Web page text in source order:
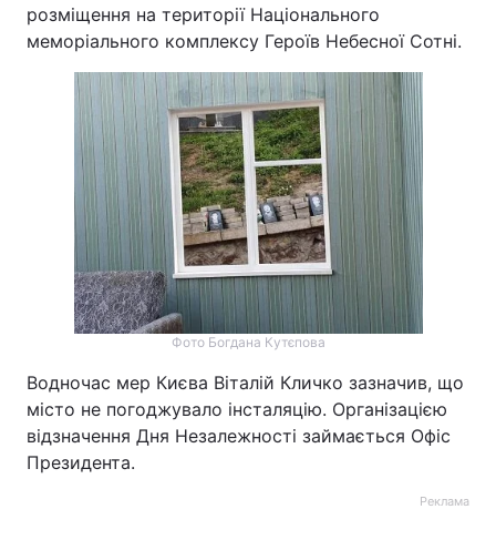
Екологія Регіони
Лонгріди
Відео з Youtube Статті
Інтерв'ю Думки
Архів Вакансії
Контакти
розміщення на території Національного
меморіального комплексу Героїв Небесної Сотні.
Фото Богдана Кутєпова
Водночас мер Києва Віталій Кличко зазначив, що
місто не погоджувало інсталяцію. Організацією
відзначення Дня Незалежності займається Офіс
Президента.
Реклама